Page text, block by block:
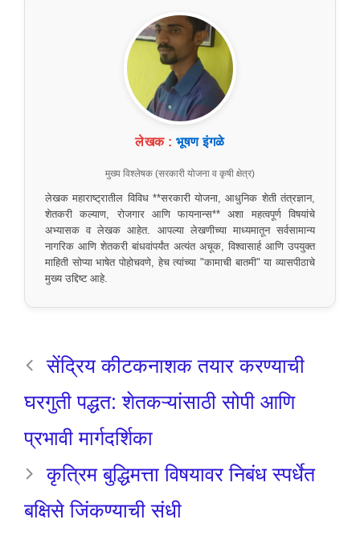
लेखक : भूषण इंगळे
मुख्य विश्लेषक (सरकारी योजना व कृषी क्षेत्र)
लेखक महाराष्ट्रातील विविध **सरकारी योजना, आधुनिक शेती तंत्रज्ञान,
शेतकरी कल्याण, रोजगार आणि फायनान्स** अशा महत्वपूर्ण विषयांचे
अभ्यासक व लेखक आहेत. आपल्या लेखणीच्या माध्यमातून सर्वसामान्य
नागरिक आणि शेतकरी बांधवांपर्यंत अत्यंत अचूक, विश्वासार्ह आणि उपयुक्त
माहिती सोप्या भाषेत पोहोचवणे, हेच त्यांच्या "कामाची बातमी" या व्यासपीठाचे
मुख्य उद्दिष्ट आहे.
सेंद्रिय कीटकनाशक तयार करण्याची
घरगुती पद्धत: शेतकऱ्यांसाठी सोपी आणि
प्रभावी मार्गदर्शिका
कृत्रिम बुद्धिमत्ता विषयावर निबंध स्पर्धेत
बक्षिसे जिंकण्याची संधी